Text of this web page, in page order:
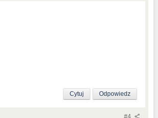
Odpowiedz
Cytuj
#4